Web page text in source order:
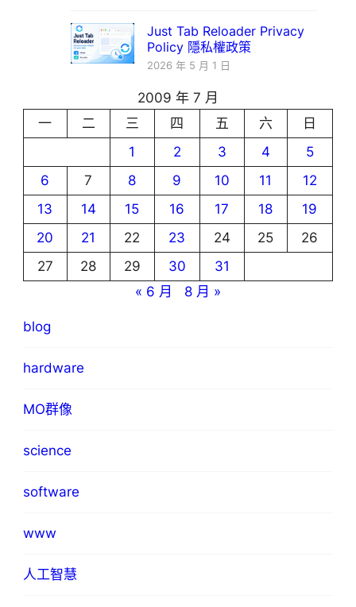
Just Tab Reloader Privacy
Policy 隱私權政策
2026 年 5 月 1 日
2009 年 7 月
一
二 三 四 五 六
日
1
2 3 4
5
6
7 8 9 10 11
12
13
14 15 16 17 18
19
20
21 22 23 24 25
26
27
28 29 30
31
« 6 月
8 月 »
blog
hardware
MO群像
science
software
www
人工智慧